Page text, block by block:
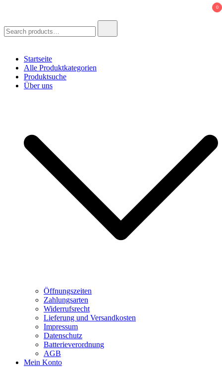
0
for:
Startseite
Alle Produktkategorien
Produktsuche
Über uns
Öffnungszeiten
Zahlungsarten
Widerrufsrecht
Lieferung und Versandkosten
Impressum
Datenschutz
Batterieverordnung
AGB
Mein Konto